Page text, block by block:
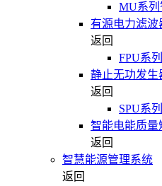
MU系
有源电力滤波
返回
FPU系
静止无功发生
返回
SPU系
智能电能质量
返回
智慧能源管理系统
返回